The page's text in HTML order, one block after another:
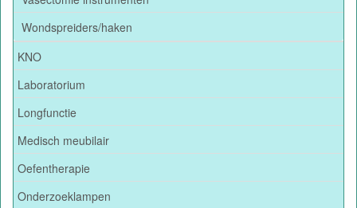
Wondspreiders/haken
KNO
Laboratorium
Longfunctie
Medisch meubilair
Oefentherapie
Onderzoeklampen